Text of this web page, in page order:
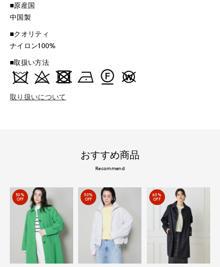
■原産国
中国製
■クオリティ
ナイロン100%
■取扱い方法
取り扱いについて
おすすめ商品
Recommend
50%
OFF
50%
OFF
60%
OFF